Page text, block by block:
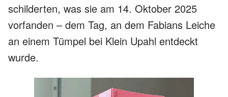
schilderten, was sie am 14. Oktober 2025
vorfanden – dem Tag, an dem Fabians Leiche
an einem Tümpel bei Klein Upahl entdeckt
wurde.